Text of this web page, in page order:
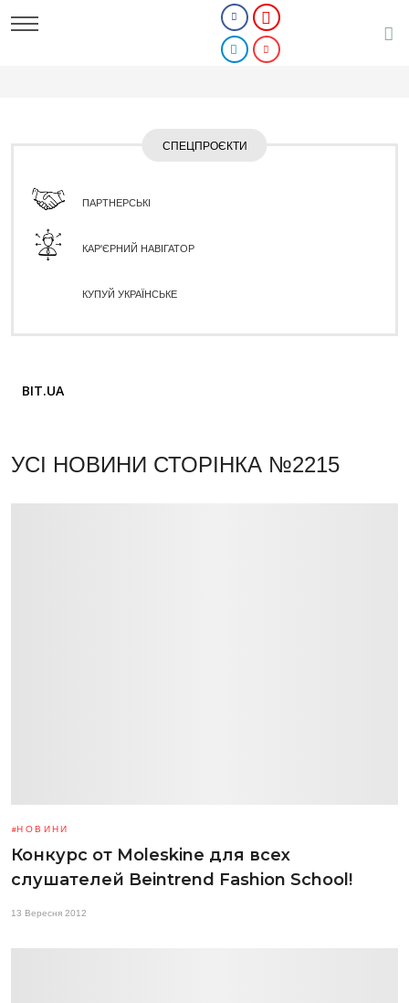
СПЕЦПРОЄКТИ
ПАРТНЕРСЬКІ
КАР'ЄРНИЙ НАВІГАТОР
КУПУЙ УКРАЇНСЬКЕ
BIT.UA
УСІ НОВИНИ СТОРІНКА №2215
НОВИНИ
Конкурс от Moleskine для всех
слушателей Beintrend Fashion School!
13 Вересня 2012